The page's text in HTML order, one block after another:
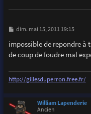
M
s
s
a
dim. mai 15, 2011 19:15
impossible de repondre
de coup de foudre mal
http://gillesduperron.free.fr/
William Lapenderie
Ancien